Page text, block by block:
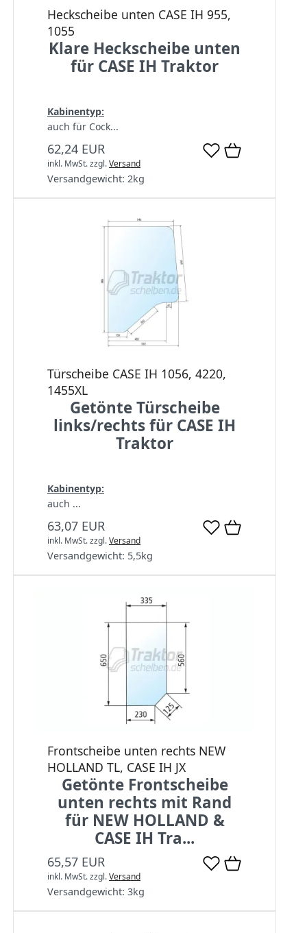
Heckscheibe unten CASE IH 955,
1055
Klare Heckscheibe unten
für CASE IH Traktor
Kabinentyp:
auch für Cock...
62,24 EUR
inkl. MwSt.zzgl.Versand
Versandgewicht: 2kg
Türscheibe CASE IH 1056, 4220,
1455XL
Getönte Türscheibe
links/rechts für CASE IH
Traktor
Kabinentyp:
auch ...
63,07 EUR
inkl. MwSt.zzgl.Versand
Versandgewicht: 5,5kg
Frontscheibe unten rechts NEW
HOLLAND TL, CASE IH JX
Getönte Frontscheibe
unten rechts mit Rand
für NEW HOLLAND &
CASE IH Tra...
65,57 EUR
inkl. MwSt.zzgl.Versand
Versandgewicht: 3kg